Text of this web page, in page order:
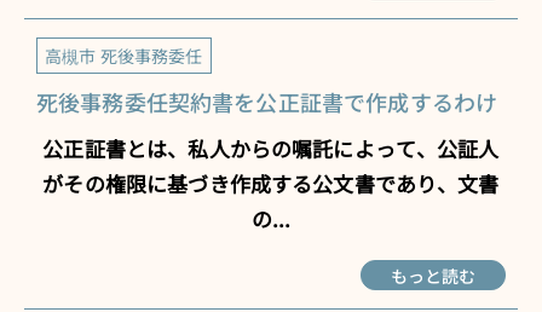
高槻市 死後事務委任
死後事務委任契約書を公正証書で作成するわけ
公正証書とは、私人からの嘱託によって、公証人
がその権限に基づき作成する公文書であり、文書
の...
もっと読む